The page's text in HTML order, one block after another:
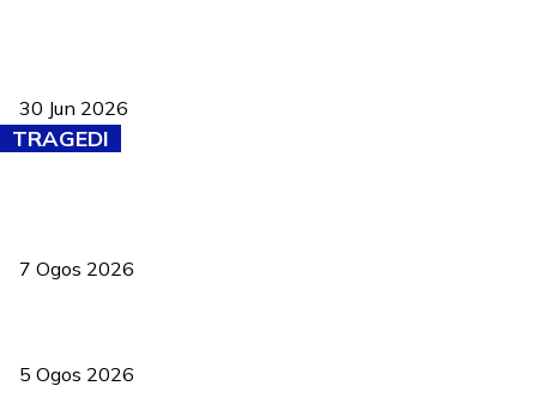
30 Jun 2026
TRAGEDI
7 Ogos 2026
5 Ogos 2026